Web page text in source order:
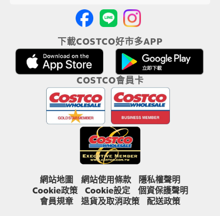
下載COSTCO好市多APP
COSTCO會員卡
網站地圖 網站使用條款
隱私權聲明
Cookie政策
Cookie設定
個資保護聲明
會員規章
退貨及取消政策 配送政策